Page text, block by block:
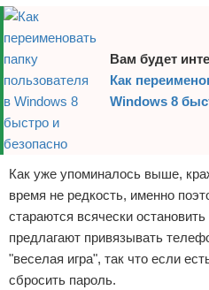
Вам будет
Как
Windows 8
Как уже упоминалось выше,
время не редкость, именно
стараются всячески
предлагают привязывать
"веселая игра", так что если
сбросить пароль.